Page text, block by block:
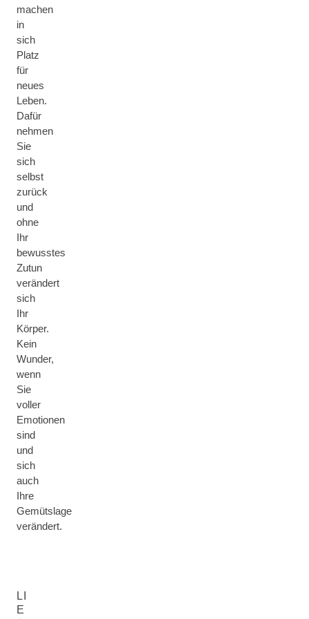
machen
in
sich
Platz
für
neues
Leben.
Dafür
nehmen
Sie
sich
selbst
zurück
und
ohne
Ihr
bewusstes
Zutun
verändert
sich
Ihr
Körper.
Kein
Wunder,
wenn
Sie
voller
Emotionen
sind
und
sich
auch
Ihre
Gemütslage
verändert.
LI
E